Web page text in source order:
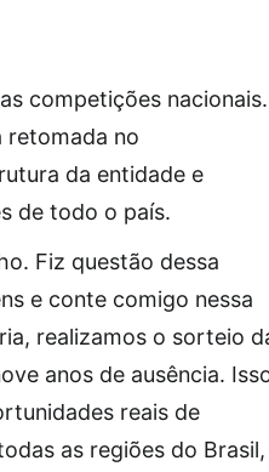
competições
retomada no
da entidade e
de todo o país.
Fiz questão dessa
e conte comigo nessa
realizamos o sorteio
anos de ausência.
reais de
as regiões do Brasil,